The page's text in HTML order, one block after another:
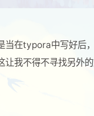
在typora中写好后
我不得不寻找另外的